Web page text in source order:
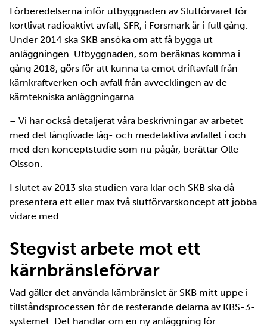
Förberedelserna inför utbyggnaden av Slutförvaret för
kortlivat radioaktivt avfall, SFR, i Forsmark är i full gång.
Under 2014 ska SKB ansöka om att få bygga ut
anläggningen. Utbyggnaden, som beräknas komma i
gång 2018, görs för att kunna ta emot driftavfall från
kärnkraftverken och avfall från avvecklingen av de
kärntekniska anläggningarna.
– Vi har också detaljerat våra beskrivningar av arbetet
med det långlivade låg- och medelaktiva avfallet i och
med den konceptstudie som nu pågår, berättar Olle
Olsson.
I slutet av 2013 ska studien vara klar och SKB ska då
presentera ett eller max två slutförvarskoncept att jobba
vidare med.
Stegvist arbete mot ett
kärnbränsleförvar
Vad gäller det använda kärnbränslet är SKB mitt uppe i
tillståndsprocessen för de resterande delarna av KBS-3-
systemet. Det handlar om en ny anläggning för